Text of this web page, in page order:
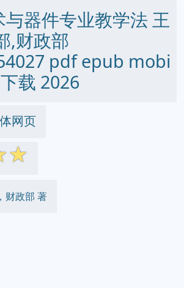
器件专业教学法 王
,财政部
pdf epub mobi
载 2026
网页
☆
财政部 著